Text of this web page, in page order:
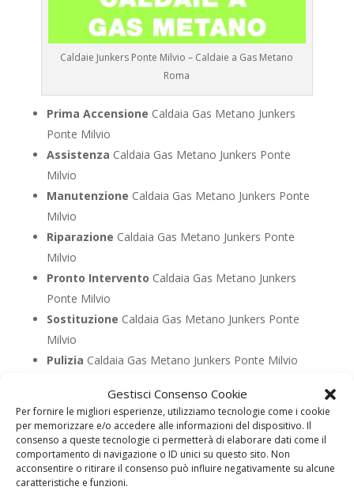
Gestisci Consenso Cookie
Per fornire le migliori esperienze, utilizziamo tecnologie come i cookie
per memorizzare e/o accedere alle informazioni del dispositivo. Il
consenso a queste tecnologie ci permetterà di elaborare dati come il
comportamento di navigazione o ID unici su questo sito. Non
acconsentire o ritirare il consenso può influire negativamente su alcune
caratteristiche e funzioni.
Caldaie Junkers Ponte Milvio – Caldaie a Gas Metano
Roma
Prima Accensione Caldaia Gas Metano Junkers
Ponte Milvio
Assistenza Caldaia Gas Metano Junkers Ponte
Milvio
Manutenzione Caldaia Gas Metano Junkers Ponte
Milvio
Riparazione Caldaia Gas Metano Junkers Ponte
Milvio
Pronto Intervento Caldaia Gas Metano Junkers
Ponte Milvio
Sostituzione Caldaia Gas Metano Junkers Ponte
Milvio
Pulizia Caldaia Gas Metano Junkers Ponte Milvio
Bollino BluCaldaia Gas Metano Junkers Ponte
Milvio
VenditaCaldaia Gas Metano Junkers Ponte Milvio
OfferteCaldaia Gas Metano Junkers Ponte Milvio